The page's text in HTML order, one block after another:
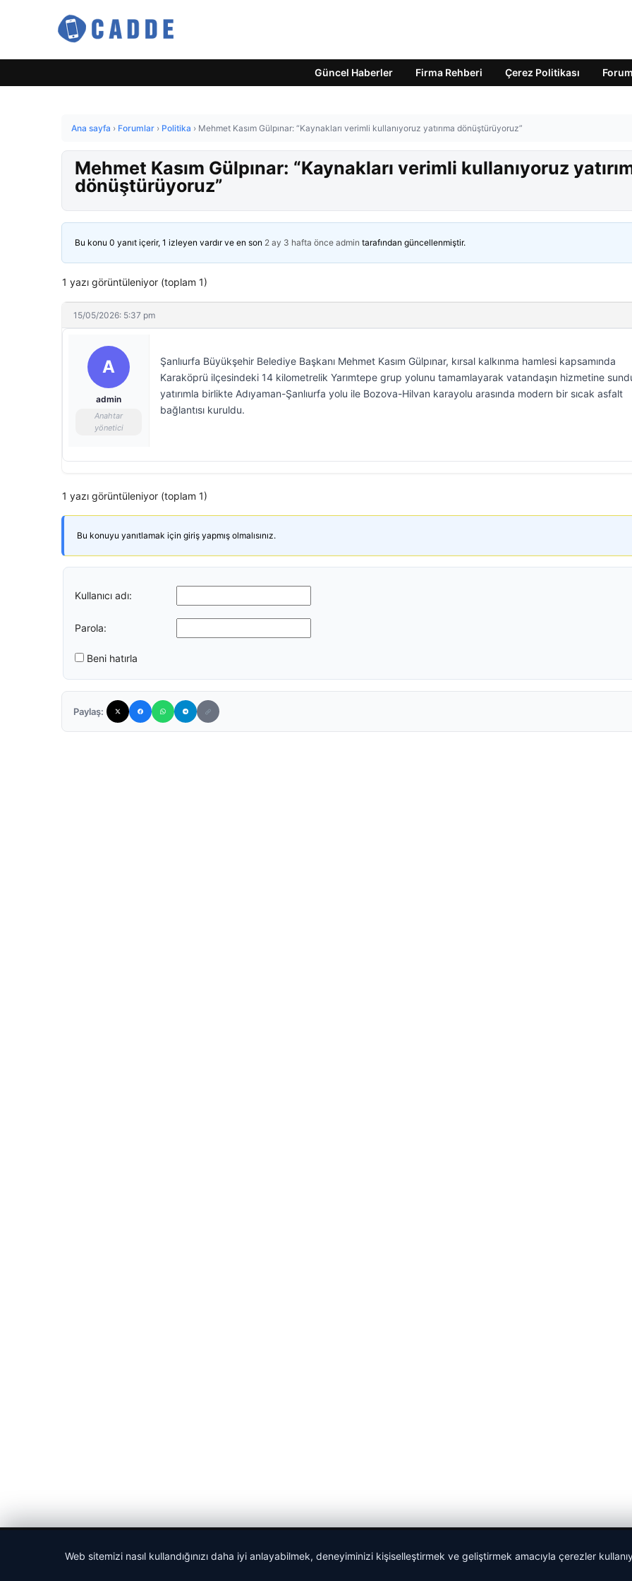
Güncel Haberler Firma Rehberi Çerez Politikası Forum
Ana sayfa › Forumlar › Politika › Mehmet Kasım Gülpınar: “Kaynakları verimli kullanıyoruz yatırıma dönüştürüyoruz”
Mehmet Kasım Gülpınar: “Kaynakları verimli kullanıyoruz
dönüştürüyoruz”
Bu konu 0 yanıt içerir, 1 izleyen vardır ve en son 2 ay 3 hafta önce admin tarafından güncellenmiştir.
1 yazı görüntüleniyor (toplam 1)
15/05/2026: 5:37 pm
A
admin
Anahtar
yönetici
Şanlıurfa Büyükşehir Belediye Başkanı Mehmet Kasım Gülpınar, kırsal kalkınma hamlesi kapsamında
Karaköprü ilçesindeki 14 kilometrelik Yarımtepe grup yolunu tamamlayarak vatandaşın hizmetine
yatırımla birlikte Adıyaman-Şanlıurfa yolu ile Bozova-Hilvan karayolu arasında modern bir sıcak asfalt
bağlantısı kuruldu.
1 yazı görüntüleniyor (toplam 1)
Bu konuyu yanıtlamak için giriş yapmış olmalısınız.
Kullanıcı adı:
Parola:
Beni hatırla
Paylaş:
Web sitemizi nasıl kullandığınızı daha iyi anlayabilmek, deneyiminizi kişiselleştirmek ve geliştirmek amacıyla çerezler